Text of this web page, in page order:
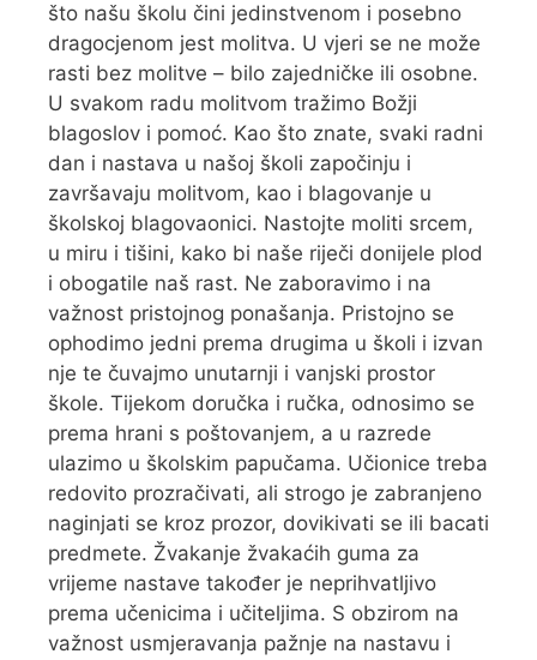
što našu školu čini jedinstvenom i posebno
dragocjenom jest molitva. U vjeri se ne može
rasti bez molitve – bilo zajedničke ili osobne.
U svakom radu molitvom tražimo Božji
blagoslov i pomoć. Kao što znate, svaki radni
dan i nastava u našoj školi započinju i
završavaju molitvom, kao i blagovanje u
školskoj blagovaonici. Nastojte moliti srcem,
u miru i tišini, kako bi naše riječi donijele plod
i obogatile naš rast. Ne zaboravimo i na
važnost pristojnog ponašanja. Pristojno se
ophodimo jedni prema drugima u školi i izvan
nje te čuvajmo unutarnji i vanjski prostor
škole. Tijekom doručka i ručka, odnosimo se
prema hrani s poštovanjem, a u razrede
ulazimo u školskim papučama. Učionice treba
redovito prozračivati, ali strogo je zabranjeno
naginjati se kroz prozor, dovikivati se ili bacati
predmete. Žvakanje žvakaćih guma za
vrijeme nastave također je neprihvatljivo
prema učenicima i učiteljima. S obzirom na
važnost usmjeravanja pažnje na nastavu i